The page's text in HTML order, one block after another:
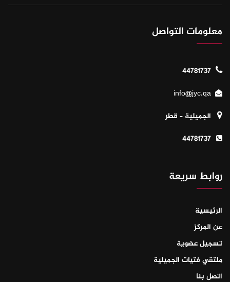
معلومات التواصل
44781737
info@jyc.qa
الجميلية – قطر
44781737
روابط سريعة
الرئيسية
عن المركز
تسجيل عضوية
ملتقي فتيات الجميلية
اتصل بنا